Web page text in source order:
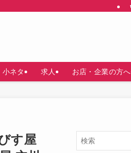
小ネタ 求人 お店・企業の方へ
す屋